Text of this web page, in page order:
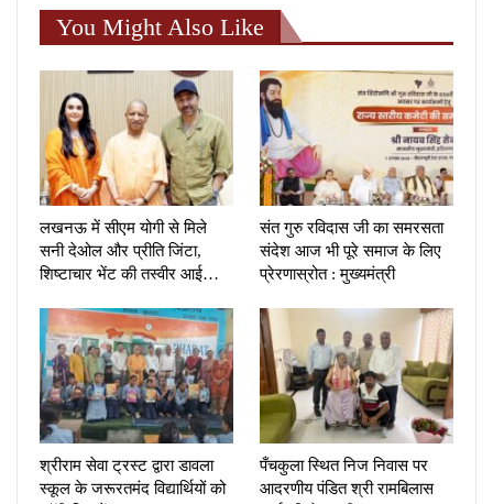
You Might Also Like
लखनऊ में सीएम योगी से मिले
सनी देओल और प्रीति जिंटा,
शिष्टाचार भेंट की तस्वीर आई…
संत गुरु रविदास जी का समरसता
संदेश आज भी पूरे समाज के लिए
प्रेरणास्रोत : मुख्यमंत्री
श्रीराम सेवा ट्रस्ट द्वारा डावला
स्कूल के जरूरतमंद विद्यार्थियों को
पँचकुला स्थित निज निवास पर
आदरणीय पंडित श्री रामबिलास